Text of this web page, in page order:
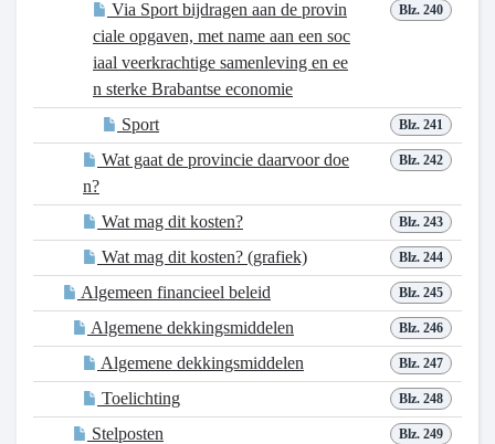
Blz. 240
Via Sport bijdragen aan de provin
ciale opgaven, met name aan een soc
iaal veerkrachtige samenleving en ee
n sterke Brabantse economie
Blz. 241
Sport
Blz. 242
Wat gaat de provincie daarvoor doe
n?
Blz. 243
Wat mag dit kosten?
Blz. 244
Wat mag dit kosten? (grafiek)
Blz. 245
Algemeen financieel beleid
Blz. 246
Algemene dekkingsmiddelen
Blz. 247
Algemene dekkingsmiddelen
Blz. 248
Toelichting
Blz. 249
Stelposten